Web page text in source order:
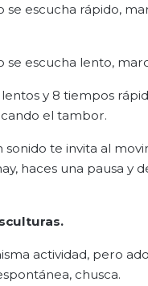
se escucha rápido,
se escucha lento,
y 8 tiempos
el tambor.
sonido te invita al
haces una pausa y
actividad, pero
chusca.